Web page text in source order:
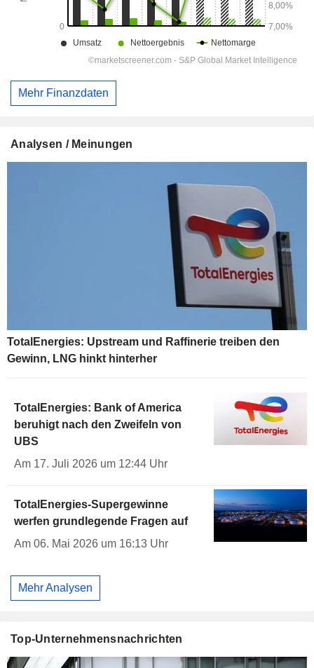
Mehr Finanzdaten
Analysen / Meinungen
TotalEnergies: Upstream und Raffinerie treiben den
Gewinn, LNG hinkt hinterher
TotalEnergies: Bank of America
beruhigt nach den Zweifeln von
UBS
Am 17. Juli 2026 um 12:44 Uhr
TotalEnergies-Supergewinne
werfen grundlegende Fragen auf
Am 06. Mai 2026 um 16:13 Uhr
Mehr Analysen
Top-Unternehmensnachrichten